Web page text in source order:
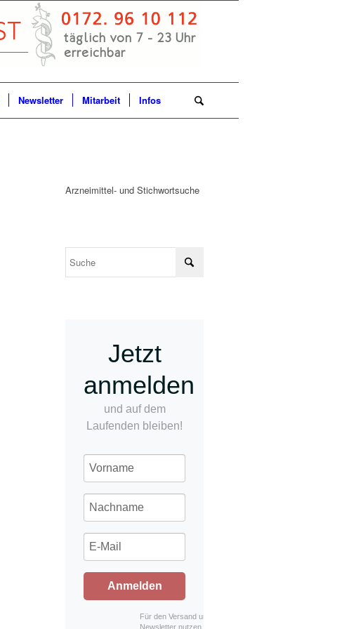
Newsletter Mitarbeit Infos
Arzneimittel- und Stichwortsuche
Jetzt
anmelden
und auf dem
Laufenden bleiben!
Anmelden
Für den Versand unserer
Newsletter nutzen wir